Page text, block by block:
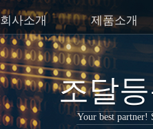
회사소개 제품소개
조달
Your best partner!